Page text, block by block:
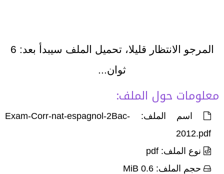
المرجو الانتظار قليلا، تحميل الملف سيبدأ بعد: 6
ثوان...
معلومات حول الملف:
اسم الملف: Exam-Corr-nat-espagnol-2Bac-
2012.pdf
نوع الملف: pdf
حجم الملف: 0.6 MiB